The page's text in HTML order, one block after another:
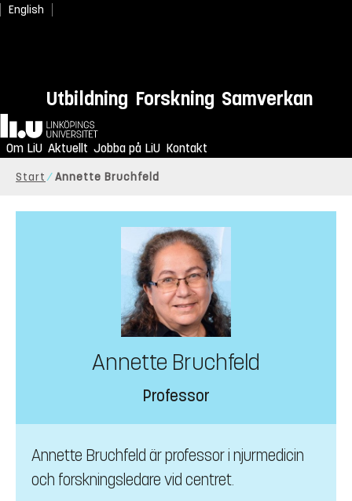
English
Utbildning Forskning Samverkan
Hem
Om LiU Aktuellt Jobba på LiU Kontakt
Start Annette Bruchfeld
Annette Bruchfeld
Professor
Annette Bruchfeld är professor i njurmedicin
och forskningsledare vid centret.